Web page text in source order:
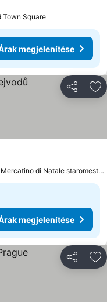
Town Square
megjelenítése
0.1 km-re innen: Mercatino di Natale staromestske namest
megjelenítése